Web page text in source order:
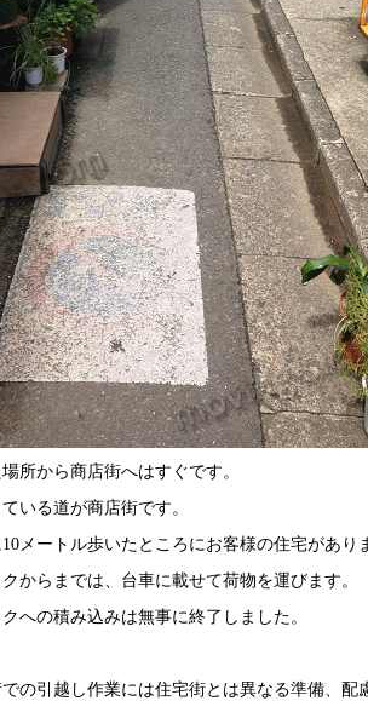
所から商店街へはすぐです。
いる道が商店街です。
メートル歩いたところにお客様の住宅があり
からまでは、台車に載せて荷物を運びます。
への積み込みは無事に終了しました。
の引越し作業には住宅街とは異なる準備、配